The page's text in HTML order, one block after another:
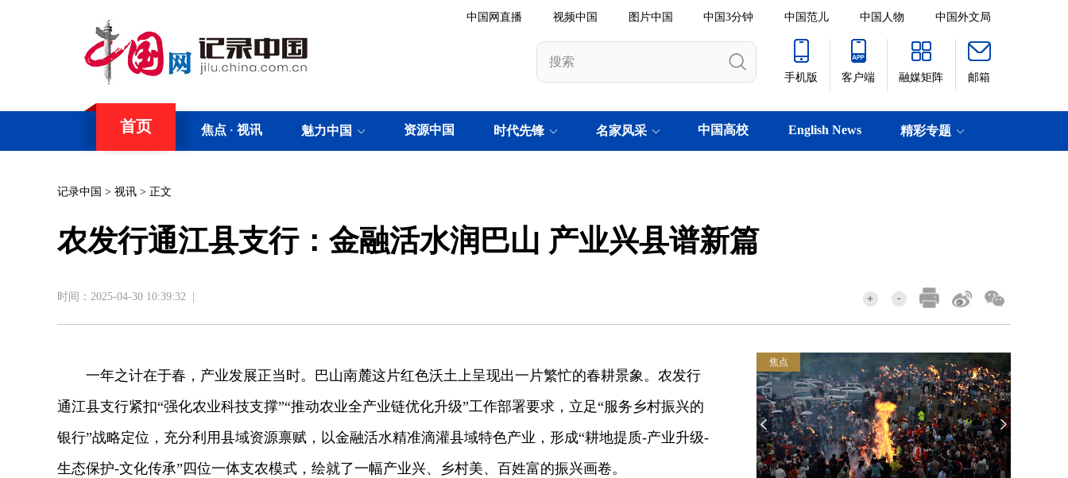
中国网直播 视频中国 图片中国 中国3分钟 中国范儿 中国人物 中国外文局
手机版 客户端 融媒矩阵 邮箱
首页 焦点 · 视讯 魅力中国 资源中国 时代先锋 名家风采 中国高校 English News 精彩专题
记录中国 > 视讯 > 正文
农发行通江县支行：金融活水润巴山 产业兴县谱新篇
时间：2025-04-30 10:39:32
一年之计在于春，产业发展正当时。巴山南麓这片红色沃土上呈现出一片繁忙的春耕景象。农发行
通江县支行紧扣“强化农业科技支撑”“推动农业全产业链优化升级”工作部署要求，立足“服务乡村振兴的
银行”战略定位，充分利用县域资源禀赋，以金融活水精准滴灌县域特色产业，形成“耕地提质-产业升级-
生态保护-文化传承”四位一体支农模式，绘就了一幅产业兴、乡村美、百姓富的振兴画卷。